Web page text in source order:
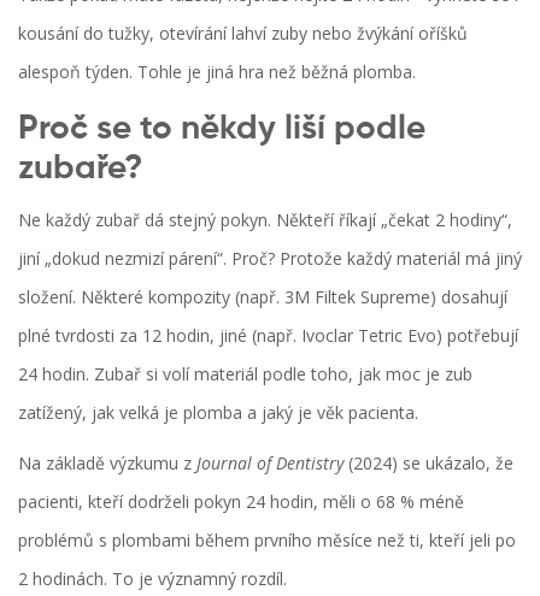
kousání do tužky, otevírání lahví zuby nebo žvýkání oříšků
alespoň týden. Tohle je jiná hra než běžná plomba.
Proč se to někdy liší podle
zubaře?
Ne každý zubař dá stejný pokyn. Někteří říkají „čekat 2 hodiny“,
jiní „dokud nezmizí párení“. Proč? Protože každý materiál má jiný
složení. Některé kompozity (např. 3M Filtek Supreme) dosahují
plné tvrdosti za 12 hodin, jiné (např. Ivoclar Tetric Evo) potřebují
24 hodin. Zubař si volí materiál podle toho, jak moc je zub
zatížený, jak velká je plomba a jaký je věk pacienta.
Na základě výzkumu z Journal of Dentistry(2024) se ukázalo, že
pacienti, kteří dodrželi pokyn 24 hodin, měli o 68 % méně
problémů s plombami během prvního měsíce než ti, kteří jeli po
2 hodinách. To je významný rozdíl.